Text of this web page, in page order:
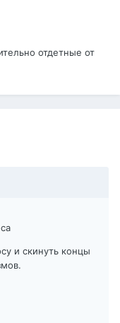
отдетные от
и скинуть концы